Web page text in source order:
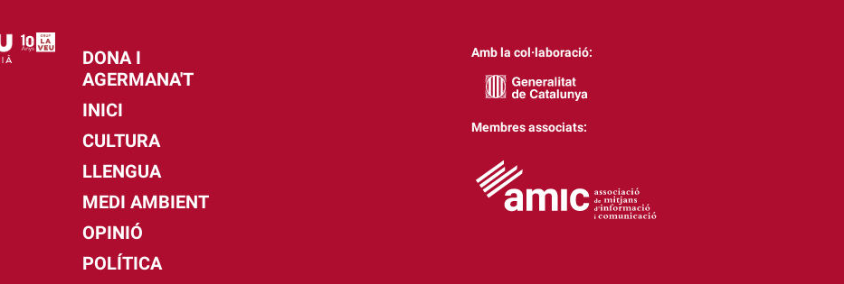
DONA I
AGERMANA'T
INICI
CULTURA
LLENGUA
MEDI AMBIENT
OPINIÓ
POLÍTICA
Amb la col·laboració:
Membres associats: